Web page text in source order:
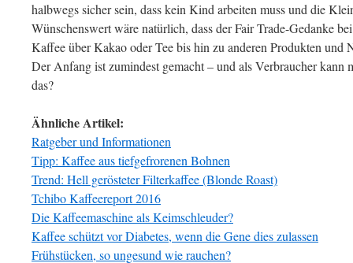
halbwegs sicher sein, dass kein Kind arbeiten muss und die
Wünschenswert wäre natürlich, dass der Fair Trade-Gedanke
Kaffee über Kakao oder Tee bis hin zu anderen Produkten und
Der Anfang ist zumindest gemacht – und als Verbraucher kann
das?
Ähnliche Artikel:
Ratgeber und Informationen
Tipp: Kaffee aus tiefgefrorenen Bohnen
Trend: Hell gerösteter Filterkaffee (Blonde Roast)
Tchibo Kaffeereport 2016
Die Kaffeemaschine als Keimschleuder?
Kaffee schützt vor Diabetes, wenn die Gene dies zulassen
Frühstücken, so ungesund wie rauchen?